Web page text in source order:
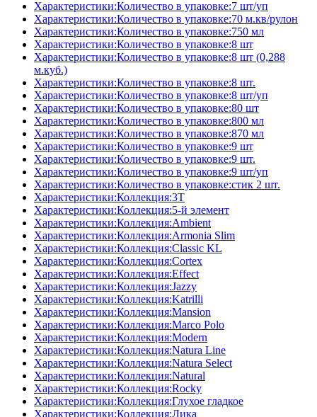
Характеристики:Количество в упаковке:7 шт/уп
Характеристики:Количество в упаковке:70 м.кв/рулон
Характеристики:Количество в упаковке:750 мл
Характеристики:Количество в упаковке:8 шт
Характеристики:Количество в упаковке:8 шт (0,288
м.куб.)
Характеристики:Количество в упаковке:8 шт.
Характеристики:Количество в упаковке:8 шт/уп
Характеристики:Количество в упаковке:80 шт
Характеристики:Количество в упаковке:800 мл
Характеристики:Количество в упаковке:870 мл
Характеристики:Количество в упаковке:9 шт
Характеристики:Количество в упаковке:9 шт.
Характеристики:Количество в упаковке:9 шт/уп
Характеристики:Количество в упаковке:стик 2 шт.
Характеристики:Коллекция:3T
Характеристики:Коллекция:5-й элемент
Характеристики:Коллекция:Ambient
Характеристики:Коллекция:Armonia Slim
Характеристики:Коллекция:Classic KL
Характеристики:Коллекция:Cortex
Характеристики:Коллекция:Effect
Характеристики:Коллекция:Jazzy
Характеристики:Коллекция:Katrilli
Характеристики:Коллекция:Mansion
Характеристики:Коллекция:Marco Polo
Характеристики:Коллекция:Modern
Характеристики:Коллекция:Natura Line
Характеристики:Коллекция:Natura Select
Характеристики:Коллекция:Natural
Характеристики:Коллекция:Rocky
Характеристики:Коллекция:Глухое гладкое
Характеристики:Коллекция:Лика